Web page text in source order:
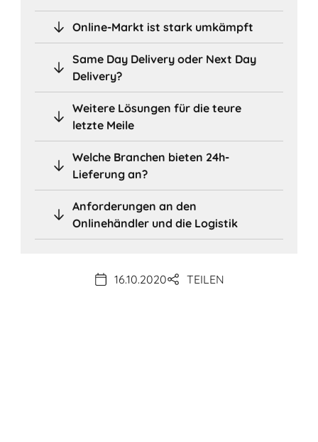
Online-Markt ist stark umkämpft
Same Day Delivery oder Next Day
Delivery?
Weitere Lösungen für die teure
letzte Meile
Welche Branchen bieten 24h-
Lieferung an?
Anforderungen an den
Onlinehändler und die Logistik
16.10.2020 TEILEN